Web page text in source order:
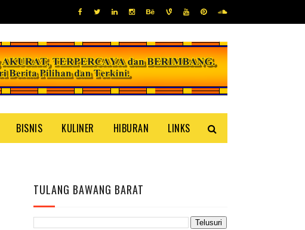
BISNIS KULINER HIBURAN LINKS
TULANG BAWANG BARAT